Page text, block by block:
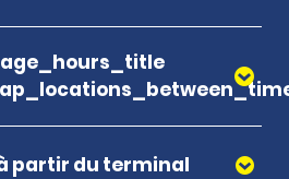
partir du terminal